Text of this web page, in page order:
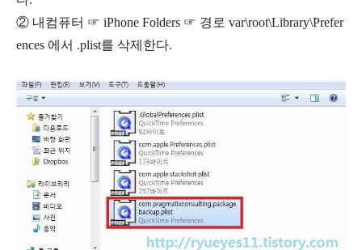
② 내컴퓨터 ☞ iPhone Folders ☞ 경로 var\root\Library\Prefer
ences 에서 .plist를 삭제한다.